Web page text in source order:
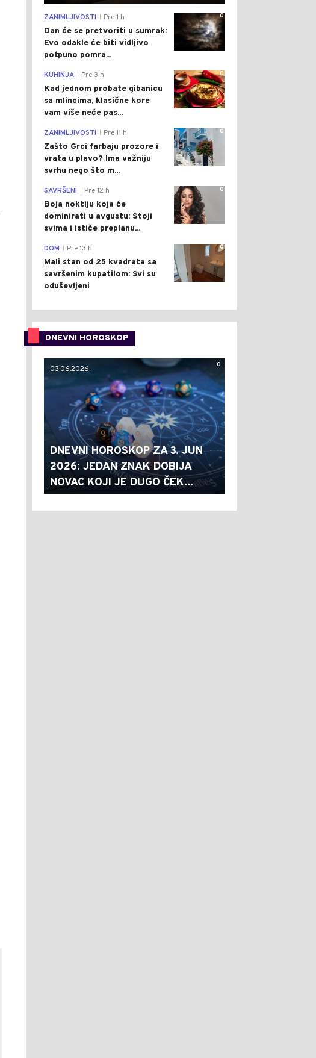
0
ZANIMLJIVOSTI Pre 1 h
Dan će se pretvoriti u sumrak:
Evo odakle će biti vidljivo
potpuno pomra...
0
KUHINJA Pre 3 h
Kad jednom probate gibanicu
sa mlincima, klasične kore
vam više neće pas...
0
ZANIMLJIVOSTI Pre 11 h
Zašto Grci farbaju prozore i
vrata u plavo? Ima važniju
svrhu nego što m...
0
SAVRŠENI Pre 12 h
Boja noktiju koja će
dominirati u avgustu: Stoji
svima i ističe preplanu...
0
DOM Pre 13 h
Mali stan od 25 kvadrata sa
savršenim kupatilom: Svi su
oduševljeni
DNEVNI HOROSKOP
0
03.06.2026.
DNEVNI HOROSKOP ZA 3. JUN
2026: JEDAN ZNAK DOBIJA
NOVAC KOJI JE DUGO ČEK...